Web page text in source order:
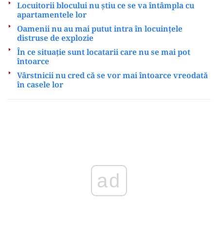
Locuitorii blocului nu știu ce se va întâmpla cu
apartamentele lor
Oamenii nu au mai putut intra în locuințele
distruse de explozie
În ce situație sunt locatarii care nu se mai pot
întoarce
Vârstnicii nu cred că se vor mai întoarce vreodată
în casele lor
ad